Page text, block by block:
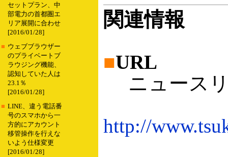
セットプラン、中
部電力の首都圏エ
リア展開に合わせ
[2016/01/28]
■ ウェブブラウザー
のプライベートブ
ラウジング機能、
認知していた人は
23.1％
[2016/01/28]
■ LINE、違う電話番
号のスマホから一
方的にアカウント
移管操作を行えな
いよう仕様変更
[2016/01/28]
関連情報
■URL
ニュースリ
http://